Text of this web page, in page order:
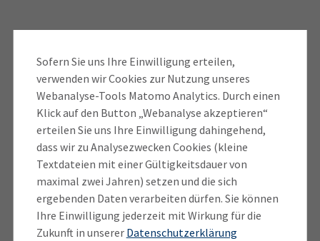
Sofern Sie uns Ihre Einwilligung erteilen,
verwenden wir Cookies zur Nutzung unseres
Webanalyse-Tools Matomo Analytics. Durch einen
Klick auf den Button „Webanalyse akzeptieren“
erteilen Sie uns Ihre Einwilligung dahingehend,
dass wir zu Analysezwecken Cookies (kleine
Textdateien mit einer Gültigkeitsdauer von
maximal zwei Jahren) setzen und die sich
ergebenden Daten verarbeiten dürfen. Sie können
Ihre Einwilligung jederzeit mit Wirkung für die
Zukunft in unserer Datenschutzerklärung
Greitens hat zusammen mitJonas Dickelvon der
Dualen Hochschule in Baden-Württemberg den VSME
für die Deutsche Industrie- und Handelskammer
(DIHK) und das Deutsche Rechnungslegungs
Standards Committee e.V. (DRSC) 2024 noch vor dem
Omnibus-Verfahren analysiert. Dazu arbeiteten sie
mit einer bundesweiten Pilotgruppe aus zwölf KMU
zusammen.